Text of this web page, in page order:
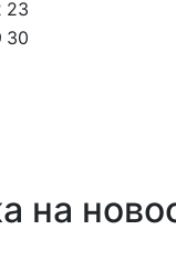
23
30
на